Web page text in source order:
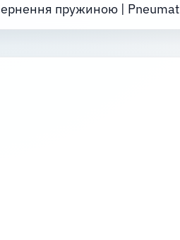
пружиною | Pneumat